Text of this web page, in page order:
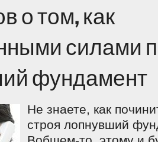
о том, как
силами
фундамент
Не знаете, как
строя лопнувший